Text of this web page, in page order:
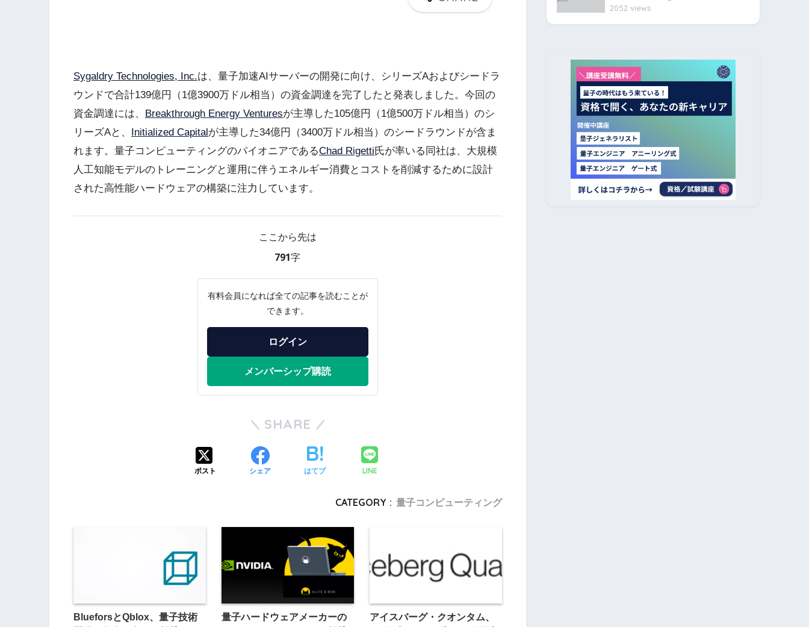
Sygaldry Technologies, Inc.は、量子加速AIサーバーの開発に向け、シリーズAおよびシードラ
ウンドで合計139億円（1億3900万ドル相当）の資金調達を完了したと発表しました。今回の
資金調達には、 Breakthrough Energy Venturesが主導した105億円（1億500万ドル相当）のシ
リーズAと、 Initialized Capitalが主導した34億円（3400万ドル相当）のシードラウンドが含ま
れます。量子コンピューティングのパイオニアであるChad Rigetti氏が率いる同社は、大規模
人工知能モデルのトレーニングと運用に伴うエネルギー消費とコストを削減するために設計
された高性能ハードウェアの構築に注力しています。
ここから先は
791字
有料会員になれば全ての記事を読むことが
できます。
ログイン
メンバーシップ購読
SHARE
ポスト シェア はてブ LINE
CATEGORY : 量子コンピューティング
BlueforsとQblox、量子技術
量子ハードウェアメーカーの
アイスバーグ・クオンタム、
2052 views